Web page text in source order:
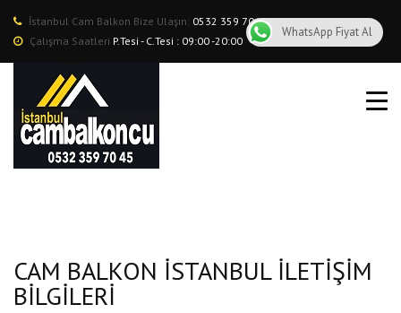
İstanbul Cam Balkon Bize Ulaşın: 0532 359 70 45
Çalışma Saatleri P.Tesi - C.Tesi : 09:00 -20:00
ROLLING ROOF
GİYOTİN CAM BALKON
CAM BALKON İSTANBUL İLETIŞIM
BILGILERI
WhatsApp Fiyat Al